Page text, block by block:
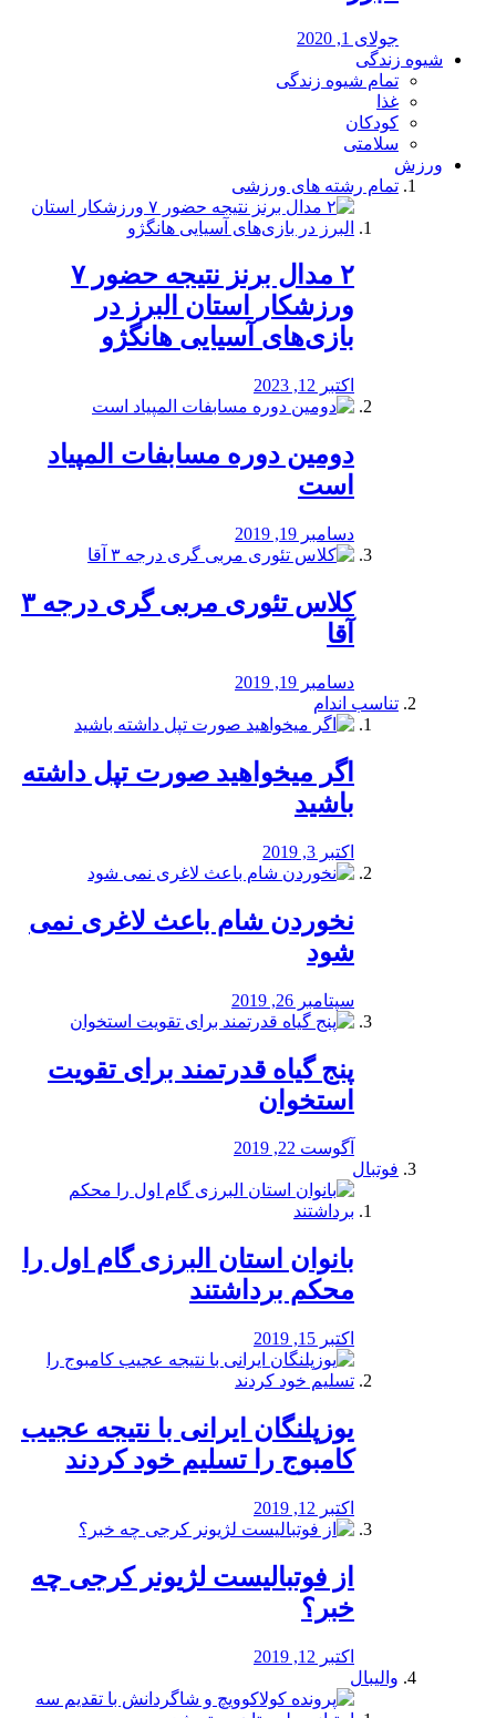
جولای 1, 2020
شیوه زندگی
تمام شیوه زندگی
غذا
کودکان
سلامتی
ورزش
تمام رشته های ورزشی
۲ مدال برنز نتیجه حضور ۷
ورزشکار استان البرز در
بازی‌های آسیایی هانگژو
اکتبر 12, 2023
دومین دوره مسابفات المپیاد
است
دسامبر 19, 2019
کلاس تئوری مربی گری درجه ۳
آقا
دسامبر 19, 2019
تناسب اندام
اگر میخواهید صورت تپل داشته
باشید
اکتبر 3, 2019
نخوردن شام باعث لاغری نمی
‌شود
سپتامبر 26, 2019
پنج گیاه قدرتمند برای تقویت
استخوان
آگوست 22, 2019
فوتبال
بانوان استان البرزی گام اول را
محكم برداشتند
اکتبر 15, 2019
یوزپلنگان ایرانی با نتیجه عجیب
کامبوج را تسلیم خود کردند
اکتبر 12, 2019
از فوتبالیست لژیونر کرجی چه
خبر؟
اکتبر 12, 2019
والیبال